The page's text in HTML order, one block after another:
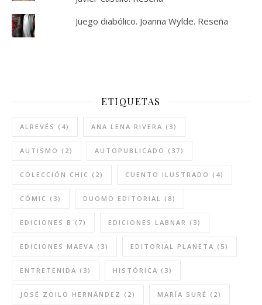
Juego diabólico. Joanna Wylde. Reseña
ETIQUETAS
ALREVÉS (4) ANA LENA RIVERA (3)
AUTISMO (2) AUTOPUBLICADO (37)
COLECCIÓN CHIC (2) CUENTO ILUSTRADO (4)
CÓMIC (3) DUOMO EDITORIAL (8)
EDICIONES B (7) EDICIONES LABNAR (3)
EDICIONES MAEVA (3) EDITORIAL PLANETA (5)
ENTRETENIDA (3) HISTÓRICA (3)
JOSÉ ZOILO HERNÁNDEZ (2) MARÍA SURÉ (2)